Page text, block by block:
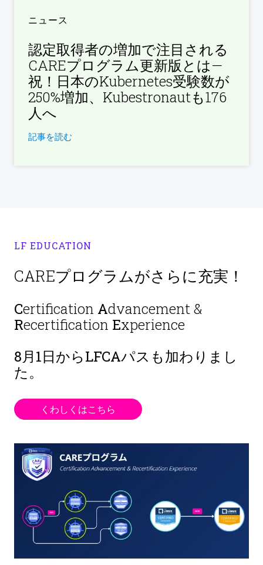
ニュース
認定取得者の増加で注目される
CAREプログラム更新版とは—
祝！日本のKubernetes受験数が
250%増加、Kubestronautも176
人へ
記事を読む
LF EDUCATION
CAREプログラムがさらに充実！
Certification Advancement &
Recertification Experience
8月1日からLFCAパスも加わりまし
た。
くわしくはこちら